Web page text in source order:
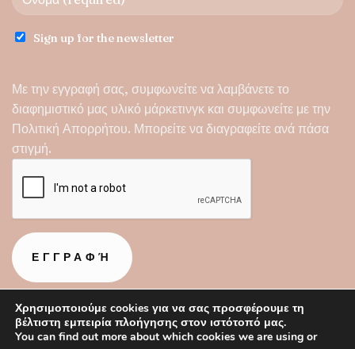
Sign up for the newsletter
Με την εγγραφή σας, συμφωνείτε να λαμβάνετε το
διαφημιστικό μας υλικό μάρκετινγκ και συμφωνείτε με την
Πολιτική Απορρήτου. Μπορείτε να διαγραφείτε ανά πάσα
στιγμή.
Χρησιμοποιούμε cookies για να σας προσφέρουμε τη
βέλτιστη εμπειρία πλοήγησης στον ιστότοπό μας.
You can find out more about which cookies we are using or